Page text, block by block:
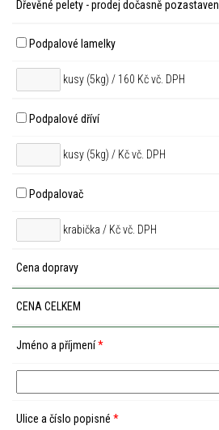
Dřevěné pelety - prodej dočasně pozastaven
Podpalové lamelky
kusy (5kg) / 160 Kč vč. DPH
Podpalové dříví
kusy (5kg) / Kč vč. DPH
Podpalovač
krabička / Kč vč. DPH
Cena dopravy
CENA CELKEM
Jméno a příjmení*
Ulice a číslo popisné *